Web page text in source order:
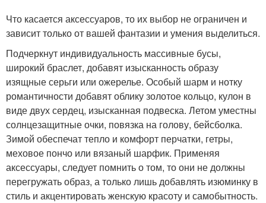
Что касается аксессуаров, то их выбор не ограничен и
зависит только от вашей фантазии и умения выделиться.
Подчеркнут индивидуальность массивные бусы,
широкий браслет, добавят изысканность образу
изящные серьги или ожерелье. Особый шарм и нотку
романтичности добавят облику золотое кольцо, кулон в
виде двух сердец, изысканная подвеска. Летом уместны
солнцезащитные очки, повязка на голову, бейсболка.
Зимой обеспечат тепло и комфорт перчатки, гетры,
меховое пончо или вязаный шарфик. Применяя
аксессуары, следует помнить о том, то они не должны
перегружать образ, а только лишь добавлять изюминку в
стиль и акцентировать женскую красоту и самобытность.